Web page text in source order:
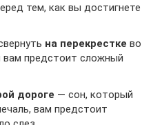
тем, как вы достигнете
на перекрестке во
вам предстоит сложный
дороге — сон, который
вам предстоит